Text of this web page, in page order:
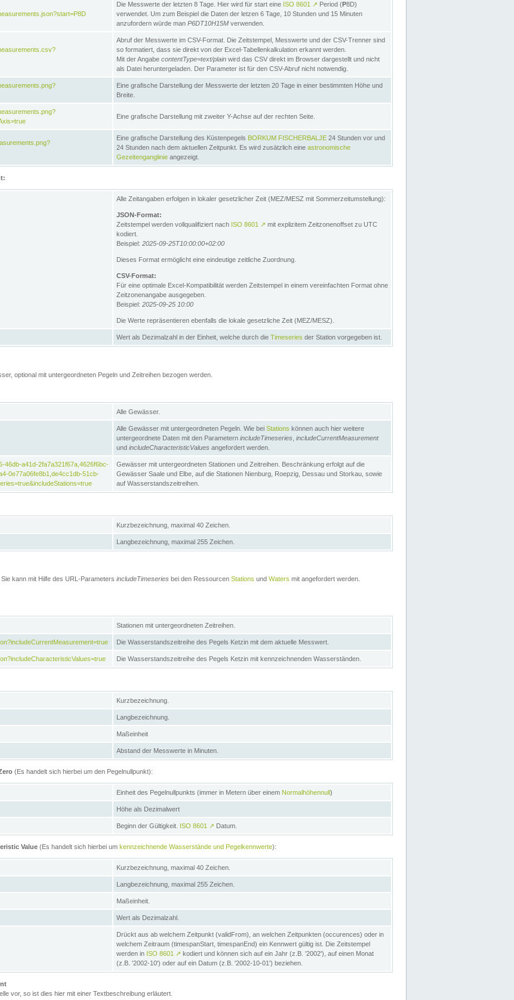
Die Messwerte der letzten 8 Tage. Hier wird für start eine ISO 8601 ↗ Period (P8D)
verwendet. Um zum Beispiel die Daten der letzen 6 Tage, 10 Stunden und 15 Minuten
anzufordern würde man P6DT10H15M verwenden.
Abruf der Messwerte im CSV-Format. Die Zeitstempel, Messwerte und der CSV-Trenner sind
so formatiert, dass sie direkt von der Excel-Tabellenkalkulation erkannt werden.
Mit der Angabe contentType=text/plain wird das CSV direkt im Browser dargestellt und nicht
als Datei heruntergeladen. Der Parameter ist für den CSV-Abruf nicht notwendig.
Eine grafische Darstellung der Messwerte der letzten 20 Tage in einer bestimmten Höhe und
Breite.
Eine grafische Darstellung mit zweiter Y-Achse auf der rechten Seite.
Eine grafische Darstellung des Küstenpegels BORKUM FISCHERBALJE 24 Stunden vor und
24 Stunden nach dem aktuellen Zeitpunkt. Es wird zusätzlich eine astronomische
Gezeitenganglinie angezeigt.
Alle Zeitangaben erfolgen in lokaler gesetzlicher Zeit (MEZ/MESZ mit Sommerzeitumstellung):
JSON-Format:
Zeitstempel werden vollqualifiziert nach ISO 8601 ↗ mit explizitem Zeitzonenoffset zu UTC
kodiert.
Beispiel: 2025-09-25T10:00:00+02:00
Dieses Format ermöglicht eine eindeutige zeitliche Zuordnung.
CSV-Format:
Für eine optimale Excel-Kompatibilität werden Zeitstempel in einem vereinfachten Format ohne
Zeitzonenangabe ausgegeben.
Beispiel: 2025-09-25 10:00
Die Werte repräsentieren ebenfalls die lokale gesetzliche Zeit (MEZ/MESZ).
Wert als Dezimalzahl in der Einheit, welche durch die Timeseries der Station vorgegeben ist.
optional mit untergeordneten Pegeln und Zeitreihen bezogen werden.
Alle Gewässer.
Alle Gewässer mit untergeordneten Pegeln. Wie bei Stations können auch hier weitere
untergeordnete Daten mit den Parametern includeTimeseries includeCurrentMeasurement
und includeCharacteristicValues angefordert werden.
46db-a41d-2fa7a321f67a,4626f6bc-
0e77a06fe8b1,de4cc1db-51cb-
Gewässer mit untergeordneten Stationen und Zeitreihen. Beschränkung erfolgt auf die
Gewässer Saale und Elbe, auf die Stationen Nienburg, Roepzig, Dessau und Storkau, sowie
auf Wasserstandszeitreihen.
Kurzbezeichnung, maximal 40 Zeichen.
Langbezeichnung, maximal 255 Zeichen.
kann mit Hilfe des URL-Parameters includeTimeseries bei den Ressourcen Stations und Waters mit angefordert werden.
Stationen mit untergeordneten Zeitreihen.
Die Wasserstandszeitreihe des Pegels Ketzin mit dem aktuelle Messwert.
Die Wasserstandszeitreihe des Pegels Ketzin mit kennzeichnenden Wasserständen.
Kurzbezeichnung.
Langbezeichnung.
Maßeinheit
Abstand der Messwerte in Minuten.
(Es handelt sich hierbei um den Pegelnullpunkt):
Einheit des Pegelnullpunkts (immer in Metern über einem Normalhöhennull )
Höhe als Dezimalwert
Beginn der Gültigkeit. ISO 8601 ↗ Datum.
Value (Es handelt sich hierbei um kennzeichnende Wasserstände und Pegelkennwerte):
Kurzbezeichnung, maximal 40 Zeichen.
Langbezeichnung, maximal 255 Zeichen.
Maßeinheit.
Wert als Dezimalzahl.
Drückt aus ab welchem Zeitpunkt (validFrom), an welchen Zeitpunkten (occurences) oder in
welchem Zeitraum (timespanStart, timespanEnd) ein Kennwert gültig ist. Die Zeitstempel
werden in ISO 8601 ↗ kodiert und können sich auf ein Jahr (z.B. '2002'), auf einen Monat
(z.B. '2002-10') oder auf ein Datum (z.B. '2002-10-01') beziehen.
vor, so ist dies hier mit einer Textbeschreibung erläutert.